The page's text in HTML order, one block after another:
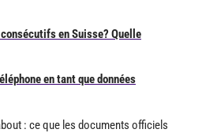
en Suisse? Quelle
en tant que données
: ce que les documents officiels